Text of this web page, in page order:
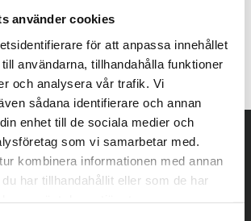
använder cookies
för att anpassa innehållet
användarna, tillhandahålla funktioner
och analysera vår trafik. Vi
sådana identifierare och annan
enhet till de sociala medier och
som vi samarbetar med.
kombinera informationen med annan
har tillhandahållit eller som de har